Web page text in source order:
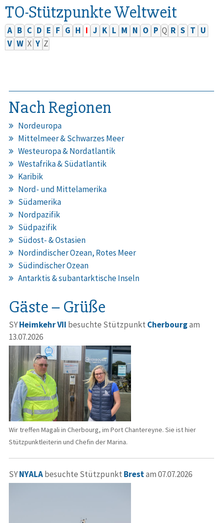
TO-Stützpunkte Weltweit
A B C D E F G H I J K L M N O P Q R S T U
V W X Y Z
Nach Regionen
Nordeuropa
Mittelmeer & Schwarzes Meer
Westeuropa & Nordatlantik
Westafrika & Südatlantik
Karibik
Nord- und Mittelamerika
Südamerika
Nordpazifik
Südpazifik
Südost- & Ostasien
Nordindischer Ozean, Rotes Meer
Südindischer Ozean
Antarktis & subantarktische Inseln
Gäste – Grüße
SYHeimkehr VII besuchte Stützpunkt Cherbourgam
13.07.2026
Wir treffen Magali in Cherbourg, im Port Chantereyne. Sie ist hier
Stützpunktleiterin und Chefin der Marina.
SYNYALAbesuchte Stützpunkt Brestam 07.07.2026